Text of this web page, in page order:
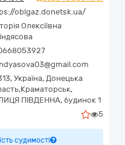
oblgaz.donetsk.ua/
Олексіївна
Україна, Донецька
Краматорськ,
ПІВДЕННА, будинок 1
5
судимості